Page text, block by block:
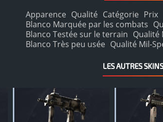
Apparence Qualité Catégorie Prix
Blanco Marquée par les combats
Blanco Testée sur le terrain Qualité
Blanco Très peu usée Qualité Mil-
LES AUTRES